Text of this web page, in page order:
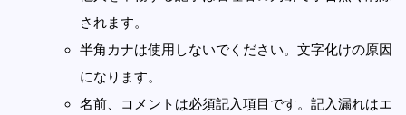
されます。
半角カナは使用しないでください。文字化けの原因
になります。
名前、コメントは必須記入項目です。記入漏れはエ